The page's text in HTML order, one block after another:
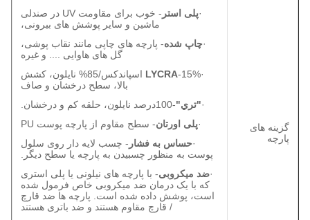
گزینه های
پارچه
·پلی استر
- خوب برای مقاومت UV در صندلی
ماشین و سایر پوشش های بیرونی،
·چاپ شده- پارچه های چاپی مانند نقاب پوشی،
گل های هاوایی .... و غیره
·
LYCRA
-15% اسپاندکس/85% نایلون، کشش
بالا، سطح درخشان و صاف
·"تري"-100درصد نايلون، حلقه کم و درخشان.
·پلی اورتان- سطح مقاوم از پارچه پوست PU
·حساس به فشار - چسب لایه دار روی سلول
پوست به منظور چسبیدن به پارچه یا سطح دیگر.
·ضد میکروبی- با پارچه های نیلونی یا پلی استری
که با یک درمان ضد میکروبی خاص فرمول شده
است، پوشش داده شده است. پارچه ها ضد قارچ
/ قارچ مقاوم هستند و ضد باتری هستند